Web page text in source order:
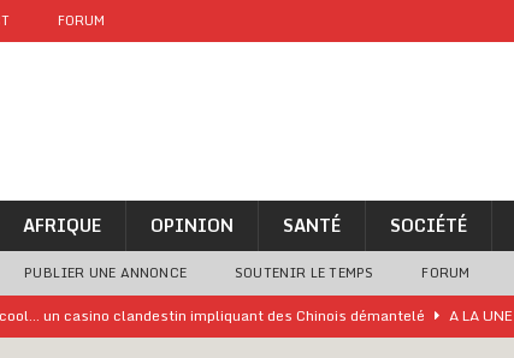
FORUM
AFRIQUE OPINION SANTÉ SOCIÉTÉ
PUBLIER UNE ANNONCE SOUTENIR LE TEMPS FORUM
un casino clandestin impliquant des Chinois démantelé
A LA UNE